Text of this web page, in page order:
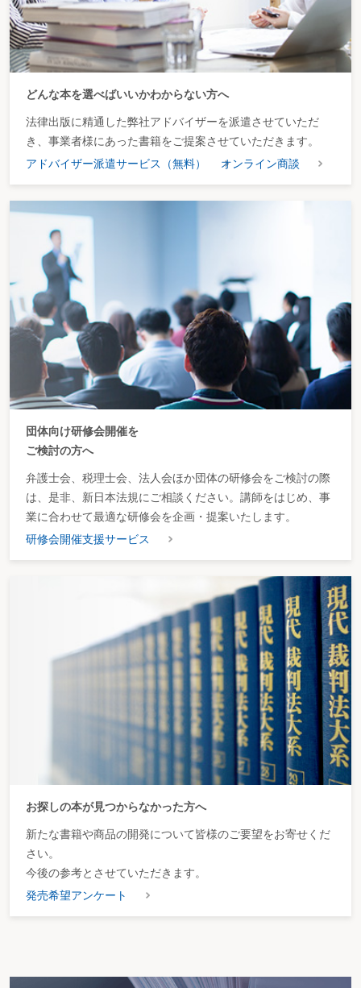
どんな本を選べばいいかわからない方へ
法律出版に精通した弊社アドバイザーを派遣させていただ
き、事業者様にあった書籍をご提案させていただきます。
アドバイザー派遣サービス（無料）
オンライン商談
団体向け研修会開催を
ご検討の方へ
弁護士会、税理士会、法人会ほか団体の研修会をご検討の際
は、是非、新日本法規にご相談ください。講師をはじめ、事
業に合わせて最適な研修会を企画・提案いたします。
研修会開催支援サービス
お探しの本が見つからなかった方へ
新たな書籍や商品の開発について皆様のご要望をお寄せくだ
さい。
今後の参考とさせていただきます。
発売希望アンケート